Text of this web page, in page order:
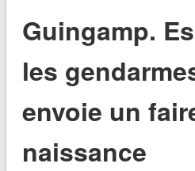
Guingamp.
les
envoie un
naissance